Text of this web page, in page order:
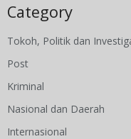
Category
Tokoh, Politik dan
Post
Kriminal
Nasional dan Daerah
Internasional